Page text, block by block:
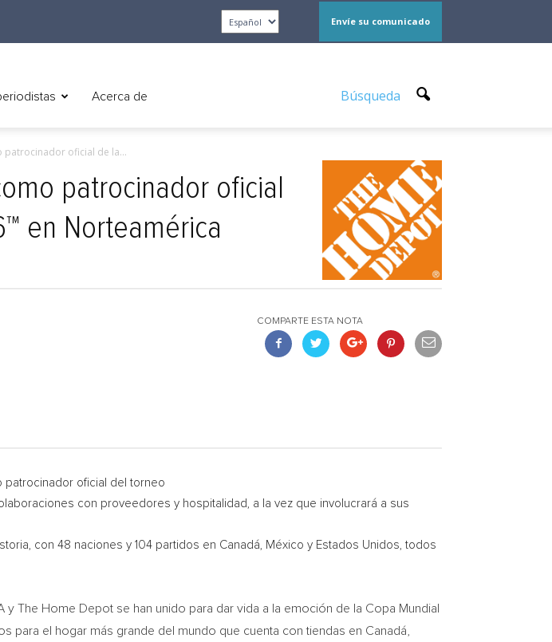
Envíe su comunicado
Acerca de Búsqueda
patrocinador oficial de la...
patrocinador oficial
en Norteamérica
COMPARTE ESTA NOTA
patrocinador oficial del torneo
con proveedores y hospitalidad, a la vez que involucrará a sus
con 48 naciones y 104 partidos en Canadá, México y Estados Unidos, todos
y The Home Depot se han unido para dar vida a la emoción de la Copa Mundial
para el hogar más grande del mundo que cuenta con tiendas en Canadá,